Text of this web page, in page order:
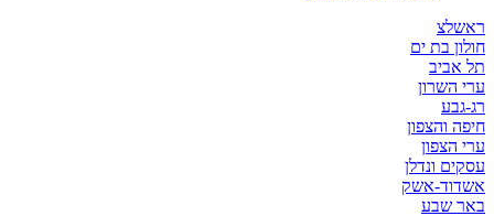
בת ים
ונדלן
אשק